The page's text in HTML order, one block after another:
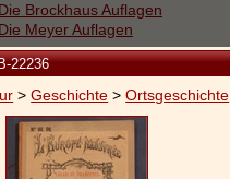
Die Brockhaus Auflagen
Die Meyer Auflagen
den Angeboten
Versand
Widerrufsbelehrung
Geschäftsbedingungen
22236
>Geschichte >Ortsgeschichte